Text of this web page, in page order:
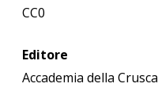
CC0
Editore
Accademia della Crusca